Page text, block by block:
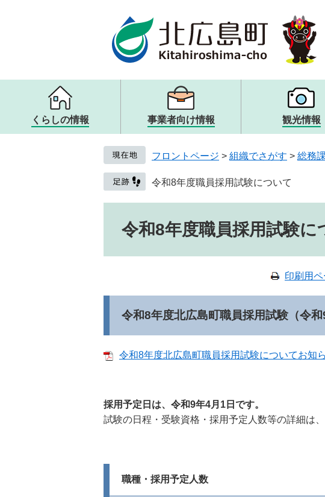
くらしの情報
メニュー
戸籍・住民票・証明 税金・
子ども・教育
就職情
健康・医療・福祉
生活・交通・動物
事業者向け情報
メニュー
入札・契約 産業振興
観光情報
メニュー
観光案内・ガイドブック イベン
歴史・文化・アート
宿泊・
観光リンク・その他
メニュー
町の概要 町政運
取り組み・提言
まちづく
人権・男女共同参画
フロントページ > 組織でさがす > 総務課
令和8年度職員採用試験について
令和8年度職員採用試験に
印刷用
令和8年度北広島町職員採用試験（令
令和8年度北広島町職員採用試験についてお知
採用予定日は、令和9年4月1日です。
試験の日程・受験資格・採用予定人数等の詳細は
職種・採用予定人数